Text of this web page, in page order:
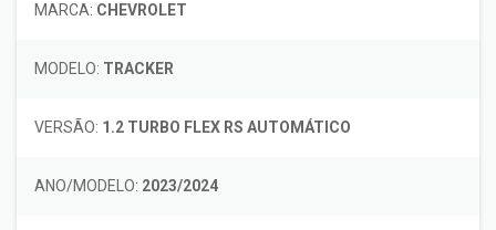
MARCA: CHEVROLET
MODELO: TRACKER
VERSÃO: 1.2 TURBO FLEX RS AUTOMÁTICO
ANO/MODELO: 2023/2024